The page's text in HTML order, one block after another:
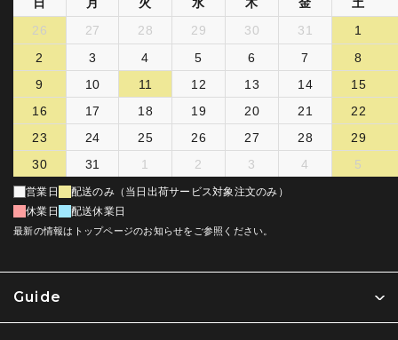
Guide
日 月 火 水 木 金
土
26
27 28 29 30 31
1
2
3 4 5 6 7
8
9
10 11 12 13 14
15
16
17 18 19 20 21
22
23
24 25 26 27 28
29
30
31 1 2 3 4 5
営業日
配送のみ（当日出荷サービス対象注文のみ）
休業日
配送休業日
最新の情報はトップページのお知らせをご参照ください。